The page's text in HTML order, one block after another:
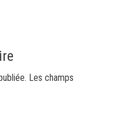
Les champs